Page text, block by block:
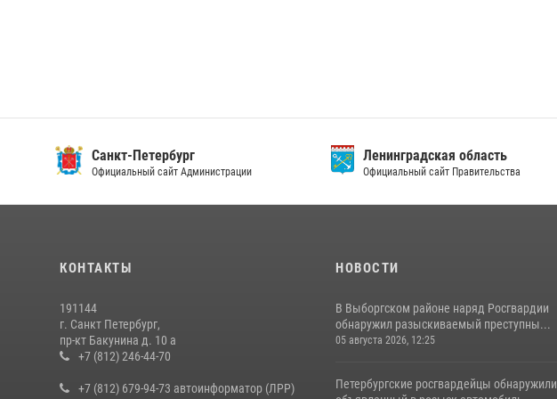
Санкт-Петербург
Официальный сайт Администрации
Ленинградская область
Официальный сайт Правительства
КОНТАКТЫ
191144
г. Санкт Петербург,
пр-кт Бакунина д. 10 а
+7 (812) 246-44-70
+7 (812) 679-94-73 автоинформатор (ЛРР)
НОВОСТИ
В Выборгском районе наряд Росгвардии
обнаружил разыскиваемый преступны...
05 августа 2026, 12:25
Петербургские росгвардейцы обнаружили